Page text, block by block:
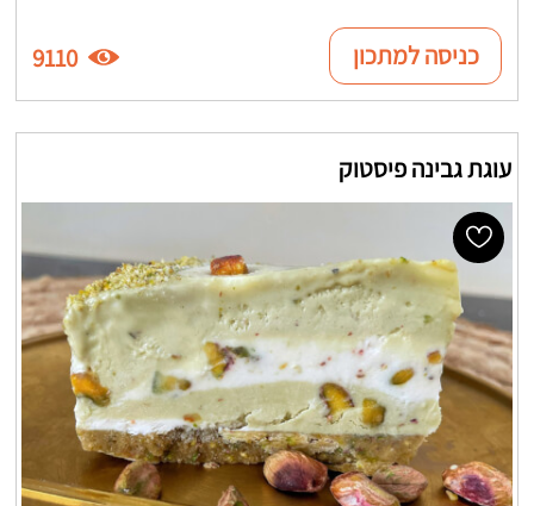
כניסה למתכון 9110
עוגת גבינה פיסטוק